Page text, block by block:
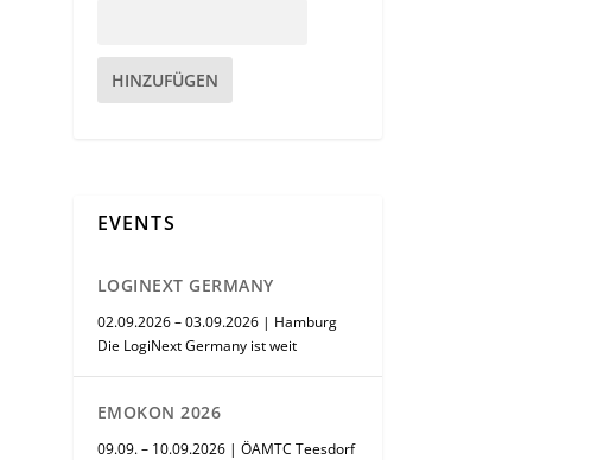
HINZUFÜGEN
EVENTS
LOGINEXT GERMANY
02.09.2026 – 03.09.2026 | Hamburg
Die LogiNext Germany ist weit
EMOKON 2026
09.09. – 10.09.2026 | ÖAMTC Teesdorf